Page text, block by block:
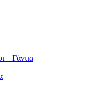
– Γάντια